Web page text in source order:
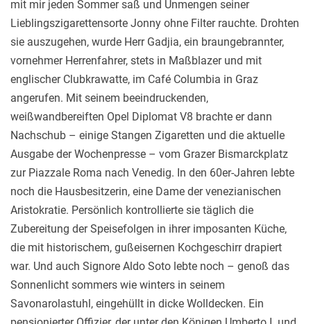
mit mir jeden Sommer saß und Unmengen seiner
Lieblingszigarettensorte Jonny ohne Filter rauchte. Drohten
sie auszugehen, wurde Herr Gadjia, ein braungebrannter,
vornehmer Herrenfahrer, stets in Maßblazer und mit
englischer Clubkrawatte, im Café Columbia in Graz
angerufen. Mit seinem beeindruckenden,
weißwandbereiften Opel Diplomat V8 brachte er dann
Nachschub – einige Stangen Zigaretten und die aktuelle
Ausgabe der Wochenpresse – vom Grazer Bismarckplatz
zur Piazzale Roma nach Venedig. In den 60er-Jahren lebte
noch die Hausbesitzerin, eine Dame der venezianischen
Aristokratie. Persönlich kontrollierte sie täglich die
Zubereitung der Speisefolgen in ihrer imposanten Küche,
die mit historischem, gußeisernen Kochgeschirr drapiert
war. Und auch Signore Aldo Soto lebte noch – genoß das
Sonnenlicht sommers wie winters in seinem
Savonarolastuhl, eingehüllt in dicke Wolldecken. Ein